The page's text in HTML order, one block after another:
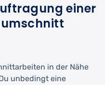
einer
in der Nähe
unbedingt eine